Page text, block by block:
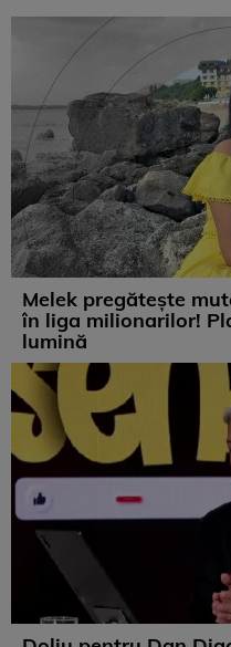
Melek pregătește
în liga milionarilor!
lumină